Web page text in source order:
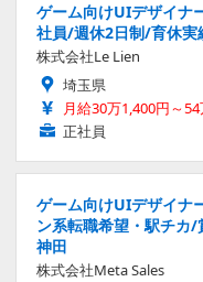
ゲーム向けUIデザイナ
社員/週休2日制/育休実
株式会社Le Lien
埼玉県
月給30万1,400円～
正社員
ゲーム向けUIデザイナ
ン系転職希望・駅チカ
神田
株式会社Meta Sales